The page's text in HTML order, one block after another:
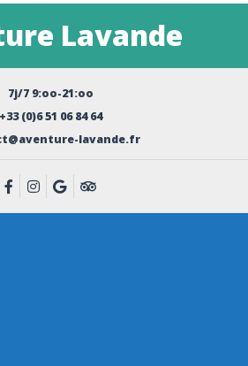
Lavande
7j/7 9:oo-21:oo
+33 (0)6 51 06 84 64
lavande.fr